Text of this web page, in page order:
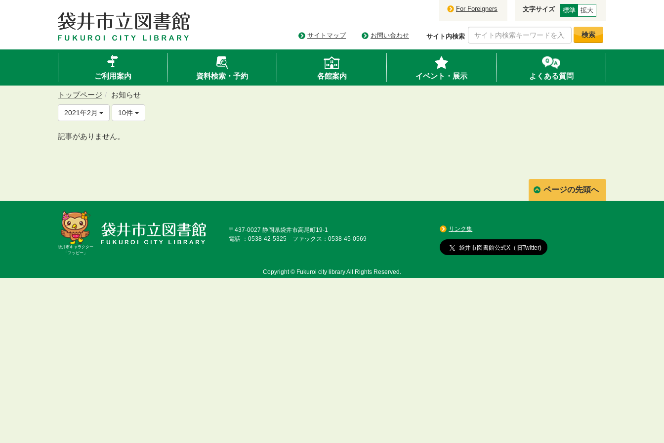
For Foreigners 文字サイズ 標準 拡大
サイトマップ お問い合わせ サイト内検索 検索
ご利用案内 資料検索・予約 各館案内 イベント・展示 よくある質問
トップページ お知らせ
2021年2月 10件
記事がありません。
ページの先頭へ
袋井市キャラクター
「フッピー」
〒437-0027 静岡県袋井市高尾町19-1
電話 ：0538-42-5325 ファックス：0538-45-0569
リンク集
袋井市図書館公式X（旧Twitter)
Copyright © Fukuroi city library All Rights Reserved.